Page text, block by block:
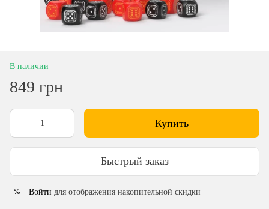
В наличии
849 грн
Купить
Быстрый заказ
% Войти для отображения накопительной скидки